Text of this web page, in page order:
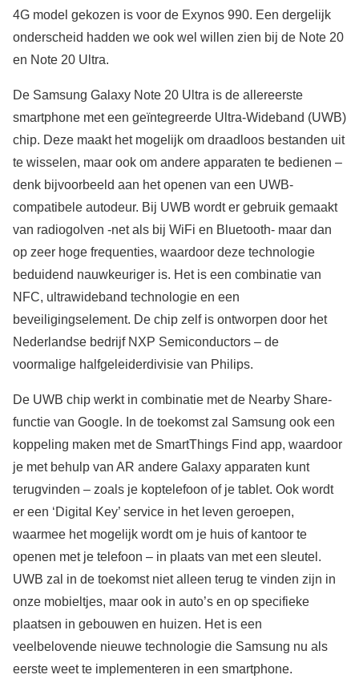
4G model gekozen is voor de Exynos 990. Een dergelijk
onderscheid hadden we ook wel willen zien bij de Note 20
en Note 20 Ultra.
De Samsung Galaxy Note 20 Ultra is de allereerste
smartphone met een geïntegreerde Ultra-Wideband (UWB)
chip. Deze maakt het mogelijk om draadloos bestanden uit
te wisselen, maar ook om andere apparaten te bedienen –
denk bijvoorbeeld aan het openen van een UWB-
compatibele autodeur. Bij UWB wordt er gebruik gemaakt
van radiogolven -net als bij WiFi en Bluetooth- maar dan
op zeer hoge frequenties, waardoor deze technologie
beduidend nauwkeuriger is. Het is een combinatie van
NFC, ultrawideband technologie en een
beveiligingselement. De chip zelf is ontworpen door het
Nederlandse bedrijf NXP Semiconductors – de
voormalige halfgeleiderdivisie van Philips.
De UWB chip werkt in combinatie met de Nearby Share-
functie van Google. In de toekomst zal Samsung ook een
koppeling maken met de SmartThings Find app, waardoor
je met behulp van AR andere Galaxy apparaten kunt
terugvinden – zoals je koptelefoon of je tablet. Ook wordt
er een ‘Digital Key’ service in het leven geroepen,
waarmee het mogelijk wordt om je huis of kantoor te
openen met je telefoon – in plaats van met een sleutel.
UWB zal in de toekomst niet alleen terug te vinden zijn in
onze mobieltjes, maar ook in auto’s en op specifieke
plaatsen in gebouwen en huizen. Het is een
veelbelovende nieuwe technologie die Samsung nu als
eerste weet te implementeren in een smartphone.